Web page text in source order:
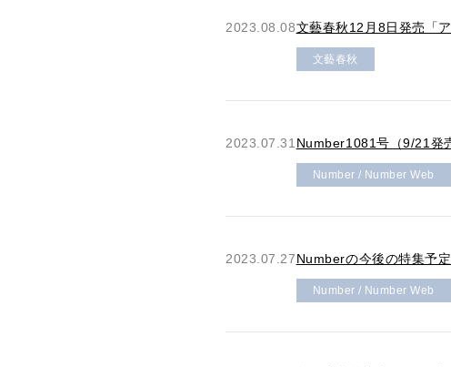
2023.08.08文藝春秋12月8日発売「
文藝春秋
2023.07.31 Number1081号（9/21発
Number / Number Web
2023.07.27Numberの今後の特集予
Number / Number Web